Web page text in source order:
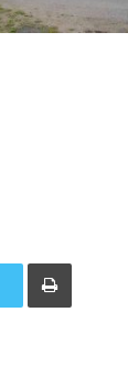
Tisknout